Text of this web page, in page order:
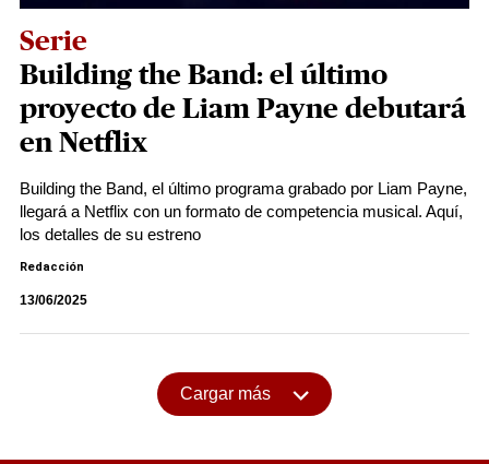
Serie
Building the Band: el último
proyecto de Liam Payne debutará
en Netflix
Building the Band, el último programa grabado por Liam Payne,
llegará a Netflix con un formato de competencia musical. Aquí,
los detalles de su estreno
Redacción
13/06/2025
Cargar más